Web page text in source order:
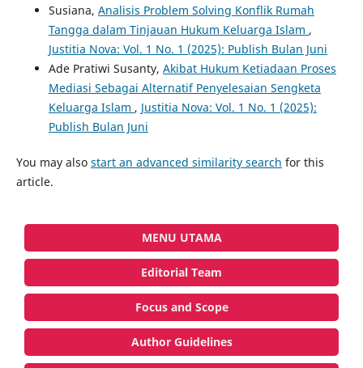
Susiana, Analisis Problem Solving Konflik Rumah
Tangga dalam Tinjauan Hukum Keluarga Islam ,
Justitia Nova: Vol. 1 No. 1 (2025): Publish Bulan Juni
Ade Pratiwi Susanty, Akibat Hukum Ketiadaan Proses
Mediasi Sebagai Alternatif Penyelesaian Sengketa
Keluarga Islam , Justitia Nova: Vol. 1 No. 1 (2025):
Publish Bulan Juni
You may also start an advanced similarity search for this
article.
MENU UTAMA
Editorial Team
Focus and Scope
Author Guidelines